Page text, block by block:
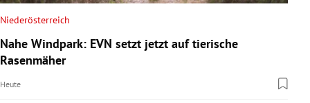
Niederösterreich
Nahe Windpark: EVN setzt jetzt auf tierische
Rasenmäher
Heute